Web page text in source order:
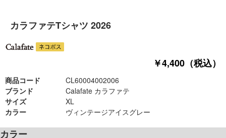
カラファテTシャツ 2026
￥4,400（税込）
商品コード
CL60004002006
ブランド
Calafate カラファテ
サイズ
XL
カラー
ヴィンテージアイスグレー
カラー